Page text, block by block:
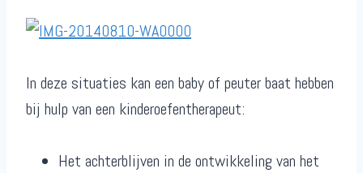
In deze situaties kan een baby of peuter baat hebben
bij hulp van een kinderoefentherapeut:
Het achterblijven in de ontwikkeling van het